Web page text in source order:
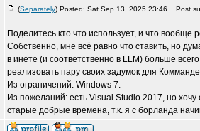
(Separately) Posted: Sat Sep 13, 2025 23:46 Post
Поделитесь кто что использует, и что вообще
Собственно, мне всё равно что ставить, но
в инете (и соответственно в LLM) больше
реализовать пару своих задумок для
Из ограничений: Windows 7.
Из пожеланий: есть Visual Studio 2017, но
старые добрые времена, т.к. я с борланда